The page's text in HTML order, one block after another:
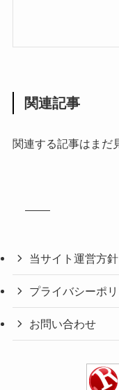
関連記事
関連する記事はまだ
当サイト運営方針
プライバシーポ
お問い合わせ